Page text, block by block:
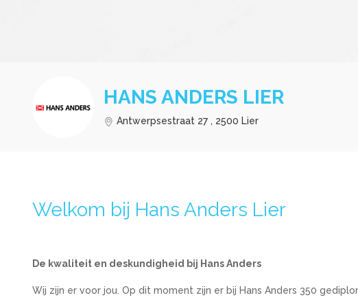
HANS ANDERS LIER
Antwerpsestraat 27 , 2500 Lier
Welkom bij Hans Anders Lier
De kwaliteit en deskundigheid bij Hans Anders
Wij zijn er voor jou. Op dit moment zijn er bij Hans Anders 350